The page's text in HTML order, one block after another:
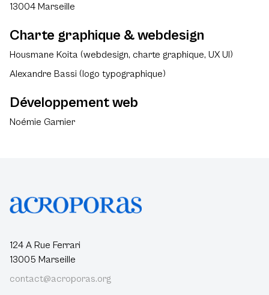
13004 Marseille
Charte graphique & webdesign
Housmane Koita (webdesign, charte graphique, UX UI)
Alexandre Bassi (logo typographique)
Développement web
Noémie Garnier
124 A Rue Ferrari
13005 Marseille
contact@acroporas.org